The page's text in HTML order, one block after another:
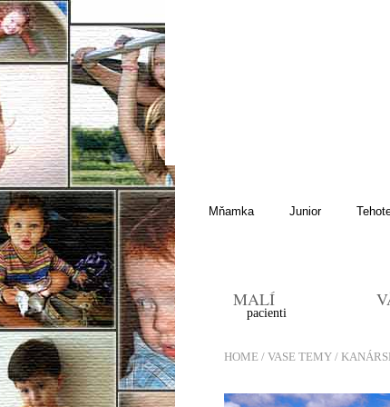
Mňamka Junior
MALÍ
pacienti
HOME/ VASE TEMY/